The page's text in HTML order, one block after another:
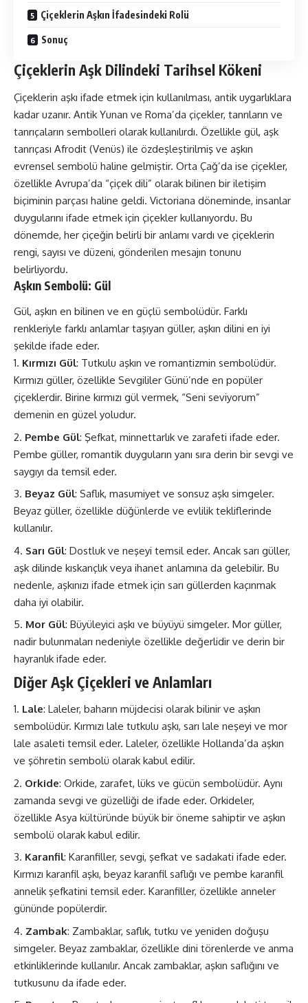
Çiçeklerin Aşkın İfadesindeki Rolü
Sonuç
Çiçeklerin Aşk Dilindeki Tarihsel Kökeni
Çiçeklerin aşkı ifade etmek için kullanılması, antik uygarlıklara
kadar uzanır. Antik Yunan ve Roma’da çiçekler, tanrıların ve
tanrıçaların sembolleri olarak kullanılırdı. Özellikle gül, aşk
tanrıçası Afrodit (Venüs) ile özdeşleştirilmiş ve aşkın
evrensel sembolü haline gelmiştir. Orta Çağ’da ise çiçekler,
özellikle Avrupa’da “çiçek dili” olarak bilinen bir iletişim
biçiminin parçası haline geldi. Victoriana döneminde, insanlar
duygularını ifade etmek için çiçekler kullanıyordu. Bu
dönemde, her çiçeğin belirli bir anlamı vardı ve çiçeklerin
rengi, sayısı ve düzeni, gönderilen mesajın tonunu
belirliyordu.
Aşkın Sembolü: Gül
Gül, aşkın en bilinen ve en güçlü sembolüdür. Farklı
renkleriyle farklı anlamlar taşıyan güller, aşkın dilini en iyi
şekilde ifade eder.
Kırmızı Gül: Tutkulu aşkın ve romantizmin sembolüdür.
Kırmızı güller, özellikle Sevgililer Günü’nde en popüler
çiçeklerdir. Birine kırmızı gül vermek, “Seni seviyorum”
demenin en güzel yoludur.
Pembe Gül: Şefkat, minnettarlık ve zarafeti ifade eder.
Pembe güller, romantik duyguların yanı sıra derin bir sevgi ve
saygıyı da temsil eder.
Beyaz Gül: Saflık, masumiyet ve sonsuz aşkı simgeler.
Beyaz güller, özellikle düğünlerde ve evlilik tekliflerinde
kullanılır.
Sarı Gül: Dostluk ve neşeyi temsil eder. Ancak sarı güller,
aşk dilinde kıskançlık veya ihanet anlamına da gelebilir. Bu
nedenle, aşkınızı ifade etmek için sarı güllerden kaçınmak
daha iyi olabilir.
Mor Gül: Büyüleyici aşkı ve büyüyü simgeler. Mor güller,
nadir bulunmaları nedeniyle özellikle değerlidir ve derin bir
hayranlık ifade eder.
Diğer Aşk Çiçekleri ve Anlamları
Lale: Laleler, baharın müjdecisi olarak bilinir ve aşkın
sembolüdür. Kırmızı lale tutkulu aşkı, sarı lale neşeyi ve mor
lale asaleti temsil eder. Laleler, özellikle Hollanda’da aşkın
ve şöhretin sembolü olarak kabul edilir.
Orkide: Orkide, zarafet, lüks ve gücün sembolüdür. Aynı
zamanda sevgi ve güzelliği de ifade eder. Orkideler,
özellikle Asya kültüründe büyük bir öneme sahiptir ve aşkın
sembolü olarak kabul edilir.
Karanfil: Karanfiller, sevgi, şefkat ve sadakati ifade eder.
Kırmızı karanfil aşkı, beyaz karanfil saflığı ve pembe karanfil
annelik şefkatini temsil eder. Karanfiller, özellikle anneler
gününde popülerdir.
Zambak: Zambaklar, saflık, tutku ve yeniden doğuşu
simgeler. Beyaz zambaklar, özellikle dini törenlerde ve anma
etkinliklerinde kullanılır. Ancak zambaklar, aşkın saflığını ve
tutkusunu da ifade eder.